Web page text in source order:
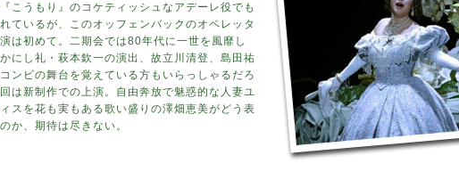
こうもり』のコケティッシュなアデーレ役でも
ているが、このオッフェンバックのオペレッタ
は初めて。二期会では80年代に一世を風靡し
にし礼・萩本欽一の演出、故立川清登、島田祐
ンビの舞台を覚えている方もいらっしゃるだろ
は新制作での上演。自由奔放で魅惑的な人妻ユ
スを花も実もある歌い盛りの澤畑恵美がどう表
か、期待は尽きない。